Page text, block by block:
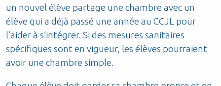
un nouvel élève partage une chambre avec un
élève qui a déjà passé une année au CCJL pour
l’aider à s’intégrer. Si des mesures sanitaires
spécifiques sont en vigueur, les élèves pourraient
avoir une chambre simple.